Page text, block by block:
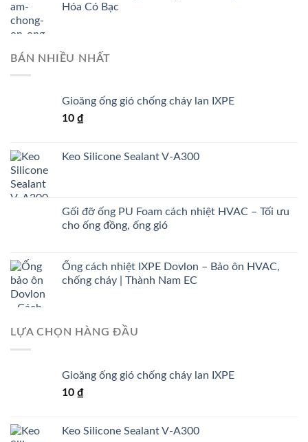
Hóa Có Bạc
BÁN NHIỀU NHẤT
Gioăng ống gió chống cháy lan IXPE
10 ₫
Keo Silicone Sealant V-A300
Gối đỡ ống PU Foam cách nhiệt HVAC – Tối ưu
cho ống đồng, ống gió
Ống cách nhiệt IXPE Dovlon – Bảo ôn HVAC,
chống cháy | Thành Nam EC
LỰA CHỌN HÀNG ĐẦU
Gioăng ống gió chống cháy lan IXPE
10 ₫
Keo Silicone Sealant V-A300